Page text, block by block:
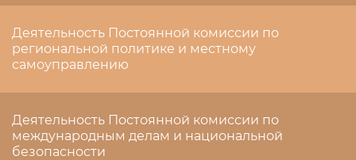
Деятельность Постоянной комиссии по
региональной политике и местному
самоуправлению
Деятельность Постоянной комиссии по
международным делам и национальной
безопасности